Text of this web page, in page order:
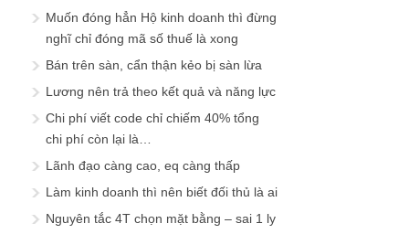
Muốn đóng hẳn Hộ kinh doanh thì đừng
nghĩ chỉ đóng mã số thuế là xong
Bán trên sàn, cẩn thận kẻo bị sàn lừa
Lương nên trả theo kết quả và năng lực
Chi phí viết code chỉ chiếm 40% tổng
chi phí còn lại là…
Lãnh đạo càng cao, eq càng thấp
Làm kinh doanh thì nên biết đối thủ là ai
Nguyên tắc 4T chọn mặt bằng – sai 1 ly